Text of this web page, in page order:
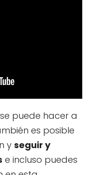
puede hacer a
es posible
y seguir y
e incluso puedes